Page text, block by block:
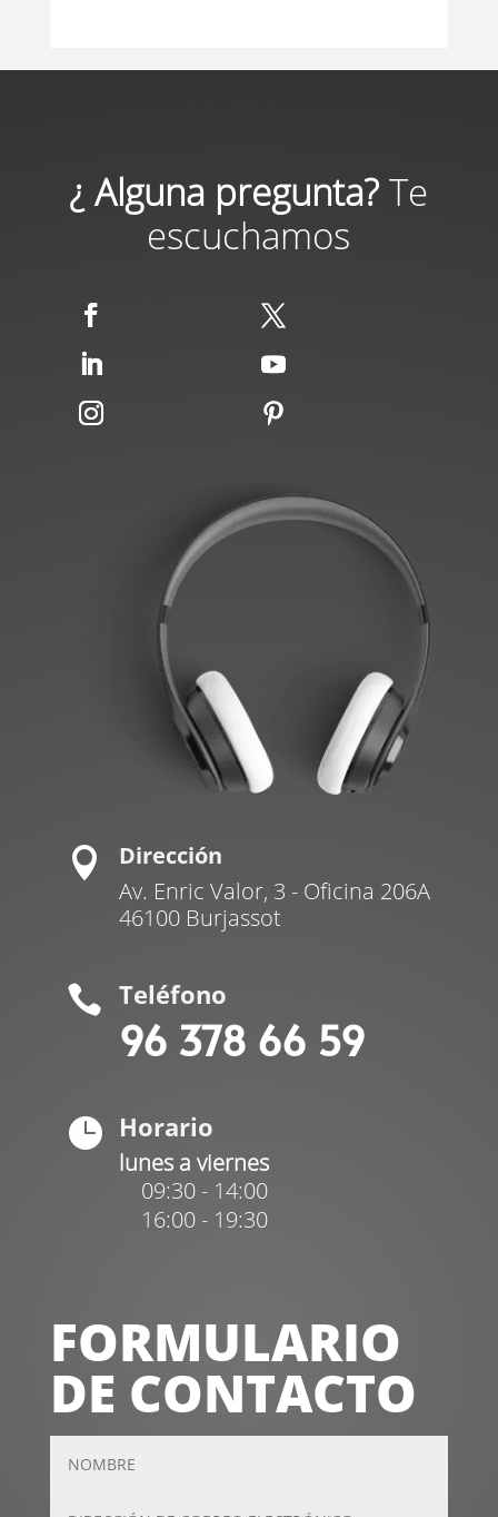
¿ Alguna pregunta?Te
escuchamos

Dirección
Av. Enric Valor, 3 - Oficina 206A
46100 Burjassot
 Teléfono
96 378 66 59
 Horario
lunes a viernes
09:30 - 14:00
16:00 - 19:30
FORMULARIO
DE CONTACTO